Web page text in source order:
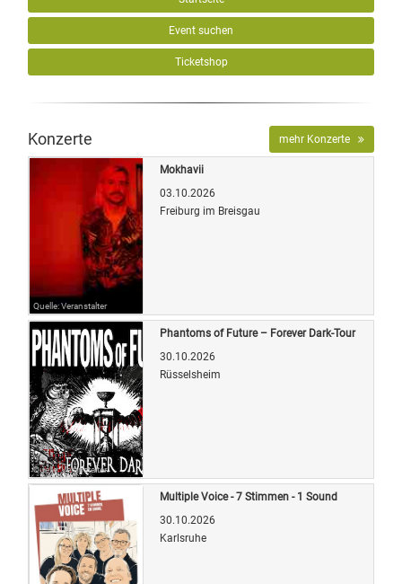
Event suchen
Ticketshop
Konzerte mehr Konzerte
Quelle: Veranstalter
Mokhavii
03.10.2026
Freiburg im Breisgau
Quelle: Veranstalter
Phantoms of Future – Forever Dark-Tour
30.10.2026
Rüsselsheim
Multiple Voice - 7 Stimmen - 1 Sound
30.10.2026
Karlsruhe